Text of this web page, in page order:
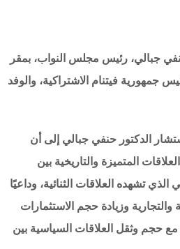
جبالي، رئيس مجلس النواب، بمقر
جمهورية فيتنام الاشتراكية، والوفد
الدكتور حنفي جبالي إلى أن
المتميزة والتاريخية بين
الذي تشهده العلاقات الثنائية، وداعيًا
والتجارية وزيادة حجم الاستثمارات
حجم وثقل العلاقات السياسية بين